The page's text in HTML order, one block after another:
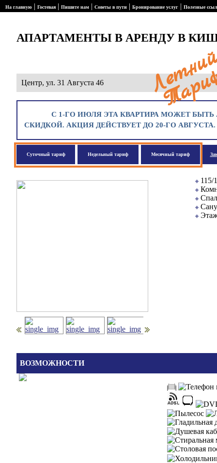
На главную | Гостевая | Пишите нам | Советы в пути | Бронирование услуг | Полезные
АПАРТАМЕНТЫ В АРЕНДУ В
Центр, ул. 31 Августа 46
С 1-ГО ИЮЛЯ ЭТА КВАРТИРА МОЖЕТ БЫТЬ
СКИДКОЙ. АКЦИЯ ДЕЙСТВУЕТ ДО 20-ГО АВГУСТА.
Суточный тариф Недельный тариф Месячный тариф
115/
ВОЗМОЖНОСТИ